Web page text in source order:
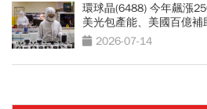
環球晶(6488) 今年飆漲
美光包產能、美國百億
2026-07-14